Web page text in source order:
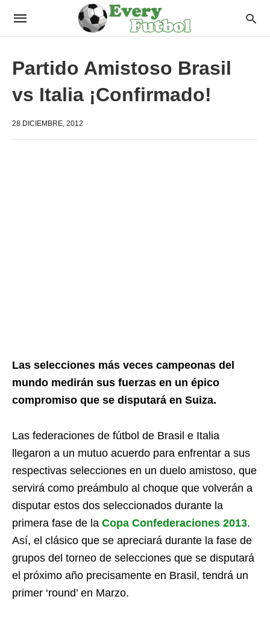
Partido Amistoso Brasil
vs Italia ¡Confirmado!
28 DICIEMBRE, 2012
Las selecciones más veces campeonas del
mundo medirán sus fuerzas en un épico
compromiso que se disputará en Suiza.
Las federaciones de fútbol de Brasil e Italia
llegaron a un mutuo acuerdo para enfrentar a sus
respectivas selecciones en un duelo amistoso, que
servirá como preámbulo al choque que volverán a
disputar estos dos seleccionados durante la
primera fase de la Copa Confederaciones 2013.
Así, el clásico que se apreciará durante la fase de
grupos del torneo de selecciones que se disputará
el próximo año precisamente en Brasil, tendrá un
primer ‘round’ en Marzo.